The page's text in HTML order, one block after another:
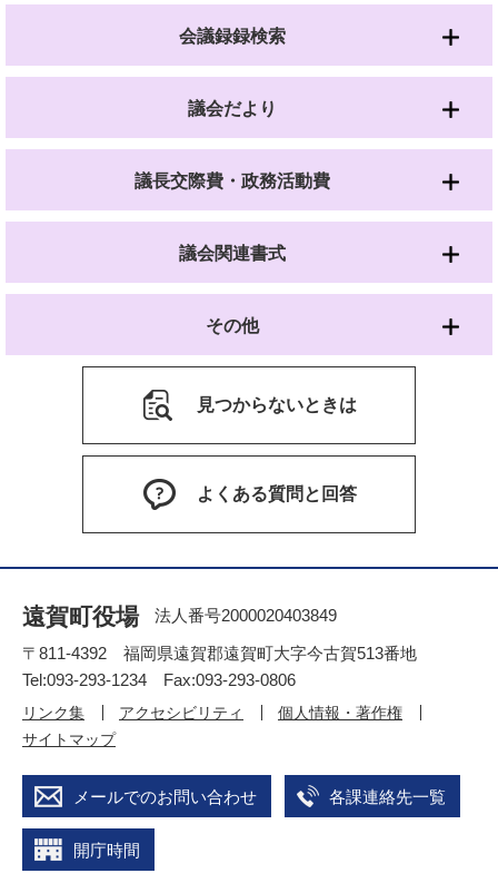
会議録録検索
議会だより
議長交際費・政務活動費
議会関連書式
その他
見つからないときは
よくある質問と回答
遠賀町役場
法人番号2000020403849
〒811-4392 福岡県遠賀郡遠賀町大字今古賀513番地
Tel:093-293-1234 Fax:093-293-0806
リンク集 アクセシビリティ
個人情報・著作権
サイトマップ
メールでのお問い合わせ 各課連絡先一覧
開庁時間